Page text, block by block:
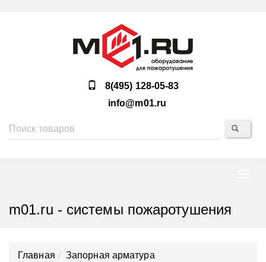
8(495) 128-05-83
info@m01.ru
m01.ru - системы пожаротушения
Главная
Запорная арматура